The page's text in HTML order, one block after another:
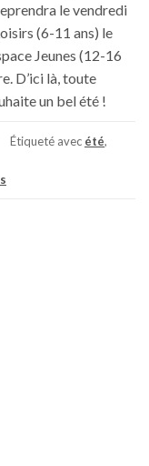
le vendredi
(6-11 ans) le
Jeunes (12-16
D’ici là, toute
un bel été !
Étiqueté avec été,